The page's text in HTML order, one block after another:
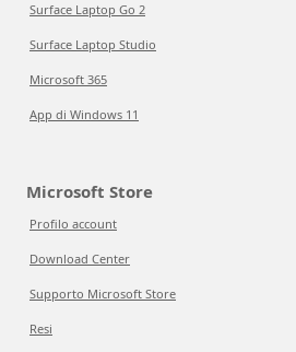
Surface Laptop Go 2
Surface Laptop Studio
Microsoft 365
App di Windows 11
Microsoft Store
Profilo account
Download Center
Supporto Microsoft Store
Resi